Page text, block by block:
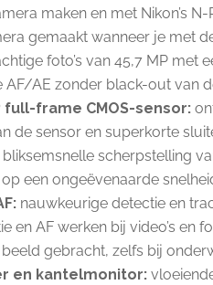
maken en met Nikon’s
gemaakt wanneer je met
foto’s van 45,7 MP
AE zonder black-out van
full-frame CMOS-sensor:
de sensor en superkorte
scherpstelling
een ongeëvenaarde
nauwkeurige detectie en
en AF werken bij video’s en
gebracht, zelfs bij
en kantelmonitor: